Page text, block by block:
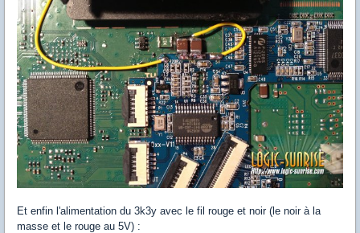
Et enfin l'alimentation du 3k3y avec le fil rouge et noir (le noir à la
masse et le rouge au 5V) :